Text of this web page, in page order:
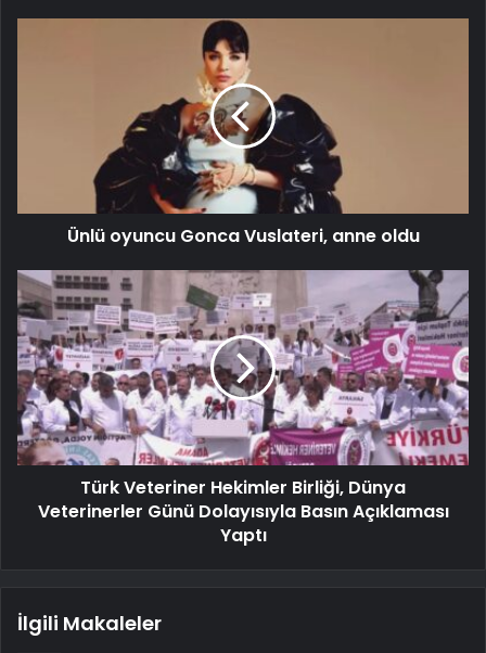
Ünlü oyuncu Gonca Vuslateri, anne oldu
Türk Veteriner Hekimler Birliği, Dünya
Veterinerler Günü Dolayısıyla Basın Açıklaması
Yaptı
İlgili Makaleler